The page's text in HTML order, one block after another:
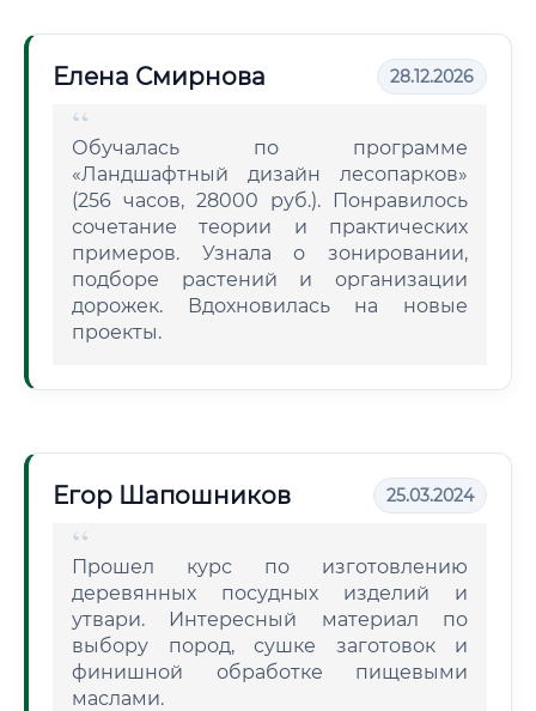
Елена Смирнова 28.12.2026
Обучалась по программе
«Ландшафтный дизайн лесопарков»
(256 часов, 28000 руб.). Понравилось
сочетание теории и практических
примеров. Узнала о зонировании,
подборе растений и организации
дорожек. Вдохновилась на новые
проекты.
Егор Шапошников 25.03.2024
Прошел курс по изготовлению
деревянных посудных изделий и
утвари. Интересный материал по
выбору пород, сушке заготовок и
финишной обработке пищевыми
маслами.